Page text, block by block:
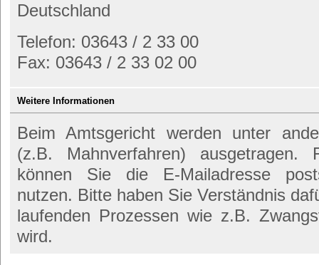
Deutschland
Telefon: 03643 / 2 33 00
Fax: 03643 / 2 33 02 00
Weitere Informationen
Beim Amtsgericht werden unter
(z.B. Mahnverfahren) ausgetragen.
können Sie die E-Mailadresse
nutzen. Bitte haben Sie Verständnis
laufenden Prozessen wie z.B.
wird.